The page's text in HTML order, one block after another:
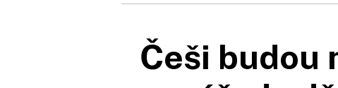
Češi budou